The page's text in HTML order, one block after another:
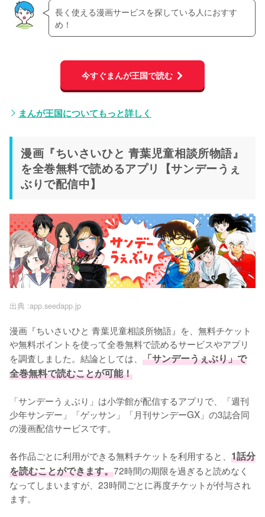
長く使える漫画サービスを探している人におすす
め！
今すぐまんが王国で読む
まんが王国についてもっと詳しく
漫画『ちいさいひと 青葉児童相談所物語』
を全巻無料で読めるアプリ【サンデーうぇ
ぶりで配信中】
出典 :app.seedapp.jp
漫画『ちいさいひと 青葉児童相談所物語』を、無料チケット
や無料ポイントを使って全巻無料で読めるサービスやアプリ
を調査しました。結論としては、 「サンデーうぇぶり」で
全巻無料で読むことが可能！
「サンデーうぇぶり」は小学館が配信するアプリで、「週刊
少年サンデー」「ゲッサン」「月刊サンデーGX」の3誌合同
の漫画配信サービスです。
各作品ごとに利用ができる無料チケットを利用すると、 1話分
を読むことができます。72時間の期限を過ぎると読めなく
なってしまいますが、23時間ごとに再度チケットが付与され
ます。